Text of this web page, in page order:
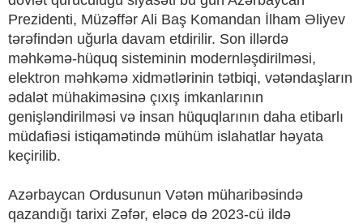
Prezidenti, Müzəffər Ali Baş Komandan İlham Əliyev
tərəfindən uğurla davam etdirilir. Son illərdə
məhkəmə-hüquq sisteminin modernləşdirilməsi,
elektron məhkəmə xidmətlərinin tətbiqi, vətəndaşların
ədalət mühakiməsinə çıxış imkanlarının
genişləndirilməsi və insan hüquqlarının daha etibarlı
müdafiəsi istiqamətində mühüm islahatlar həyata
keçirilib.
Azərbaycan Ordusunun Vətən müharibəsində
qazandığı tarixi Zəfər, eləcə də 2023-cü ildə